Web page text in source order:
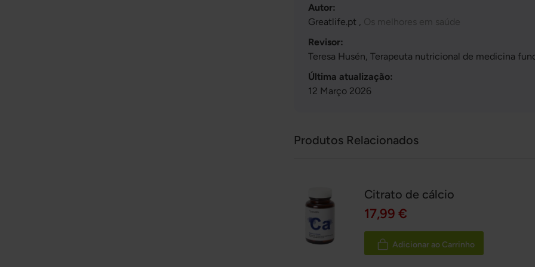
Autor:
Greatlife.pt , Os melhores em saúde
Revisor:
Teresa Husén, Terapeuta nutricional de medicina
Última atualização:
12 Março 2026
Produtos Relacionados
Citrato de cálcio
17,99 €
Adicionar ao Carrinho